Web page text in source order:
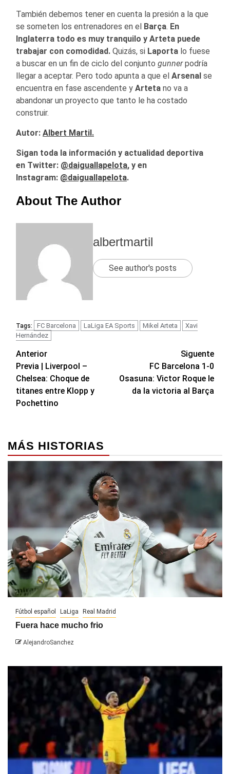
También debemos tener en cuenta la presión a la que
se someten los entrenadores en el
Barça. En
Inglaterra todo es muy tranquilo y Arteta puede
trabajar con comodidad. Quizás, si Laporta lo fuese
a buscar en un fin de ciclo del conjunto gunnerpodría
llegar a aceptar. Pero todo apunta a que el Arsenal se
encuentra en fase ascendente y Arteta no va a
abandonar un proyecto que tanto le ha costado
construir.
Autor: Albert Martil.
Sigan toda la información y actualidad deportiva
en Twitter: @daiguallapelota, y en
Instagram: @daiguallapelota.
About The Author
albertmartil
See author's posts
Tags: FC Barcelona LaLiga EA Sports Mikel Arteta
Xavi
Hernández
Navegación
de
entradas
Anterior
Previa | Liverpool –
Chelsea: Choque de
titanes entre Klopp y
Pochettino
Siguente
FC Barcelona 1-0
Osasuna: Victor Roque le
da la victoria al Barça
MÁS HISTORIAS
Fútbol español LaLiga Real Madrid
Fuera hace mucho frio
AlejandroSanchez